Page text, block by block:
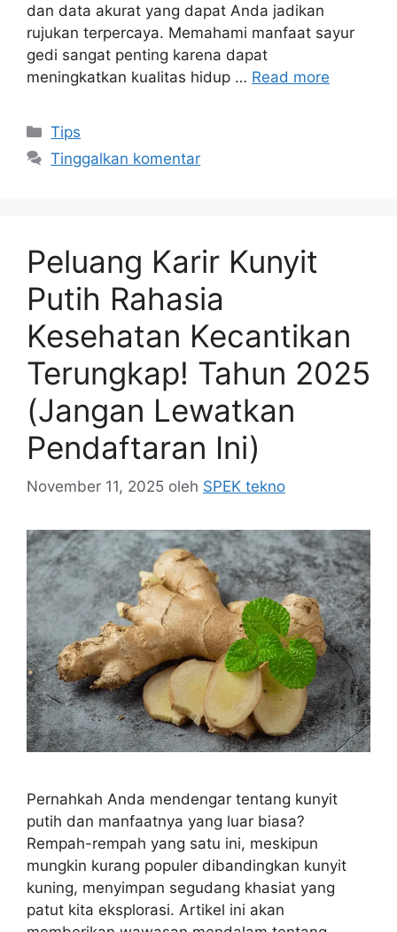
dan data akurat yang dapat Anda jadikan
rujukan terpercaya. Memahami manfaat sayur
gedi sangat penting karena dapat
meningkatkan kualitas hidup … Read more
Kategori
Tips
Tinggalkan komentar
Peluang Karir Kunyit
Putih Rahasia
Kesehatan Kecantikan
Terungkap! Tahun 2025
(Jangan Lewatkan
Pendaftaran Ini)
November 11, 2025 oleh SPEK tekno
Pernahkah Anda mendengar tentang kunyit
putih dan manfaatnya yang luar biasa?
Rempah-rempah yang satu ini, meskipun
mungkin kurang populer dibandingkan kunyit
kuning, menyimpan segudang khasiat yang
patut kita eksplorasi. Artikel ini akan